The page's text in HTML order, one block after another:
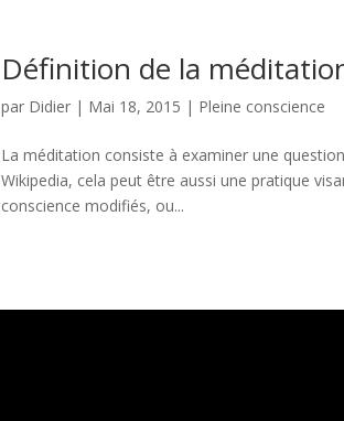
Définition de la
par Didier| Mai 18, 2015 | Pleine conscience
La méditation consiste à examiner une
Wikipedia, cela peut être aussi une pratique
conscience modifiés, ou...